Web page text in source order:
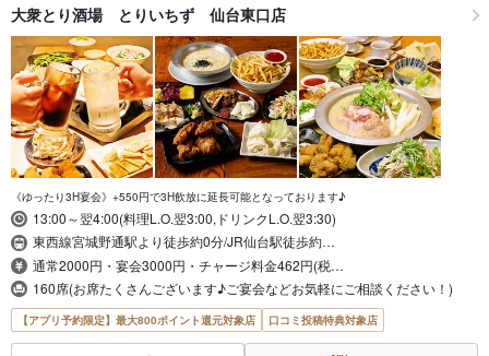
大衆とり酒場 とりいちず 仙台東口店
《ゆったり3H宴会》+550円で3H飲放に延長可能となっております♪
13:00～翌4:00(料理L.O.翌3:00,ドリンクL.O.翌3:30)
東西線宮城野通駅より徒歩約0分/JR仙台駅徒歩約…
通常2000円・宴会3000円・チャージ料金462円(税…
160席(お席たくさんございます♪ご宴会などお気軽にご相談ください！)
【アプリ予約限定】最大800ポイント還元対象店 口コミ投稿特典対象店